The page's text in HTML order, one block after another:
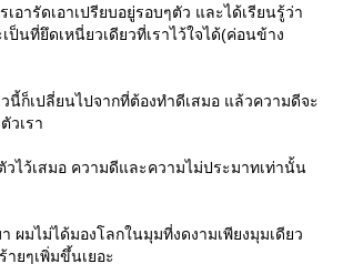
อารัดเอาเปรียบอยู่รอบๆตัว และได้เรียนรู้ว่า
ป็นที่ยึดเหนี่ยวเดียวที่เราไว้ใจได้(ค่อนข้าง
นี้ก็เปลี่ยนไปจากที่ต้องทำดีเสมอ แล้วความดีจะ
วเรา
วไว้เสมอ ความดีและความไม่ประมาทเท่านั้น
ผมไม่ได้มองโลกในมุมที่งดงามเพียงมุมเดียว
ยๆเพิ่มขึ้นเยอะ